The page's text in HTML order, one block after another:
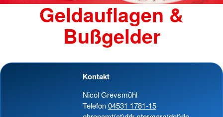
Geldauflagen &
Bußgelder
Kontakt
Nicol Grevsmühl
Telefon04531 1781-15